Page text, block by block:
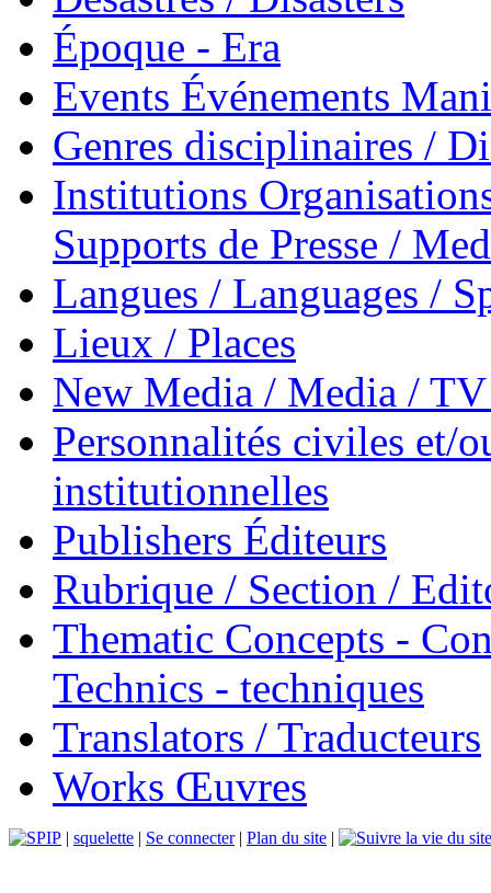
Époque - Era
Events Événements
Genres disciplinaires /
Institutions
Supports de Presse /
Langues / Languages /
Lieux / Places
New Media / Media /
Personnalités civiles et/
institutionnelles
Publishers Éditeurs
Rubrique / Section /
Thematic Concepts -
Technics - techniques
Translators / Traducteurs
Works Œuvres
| squelette | Se connecter| Plan du site |